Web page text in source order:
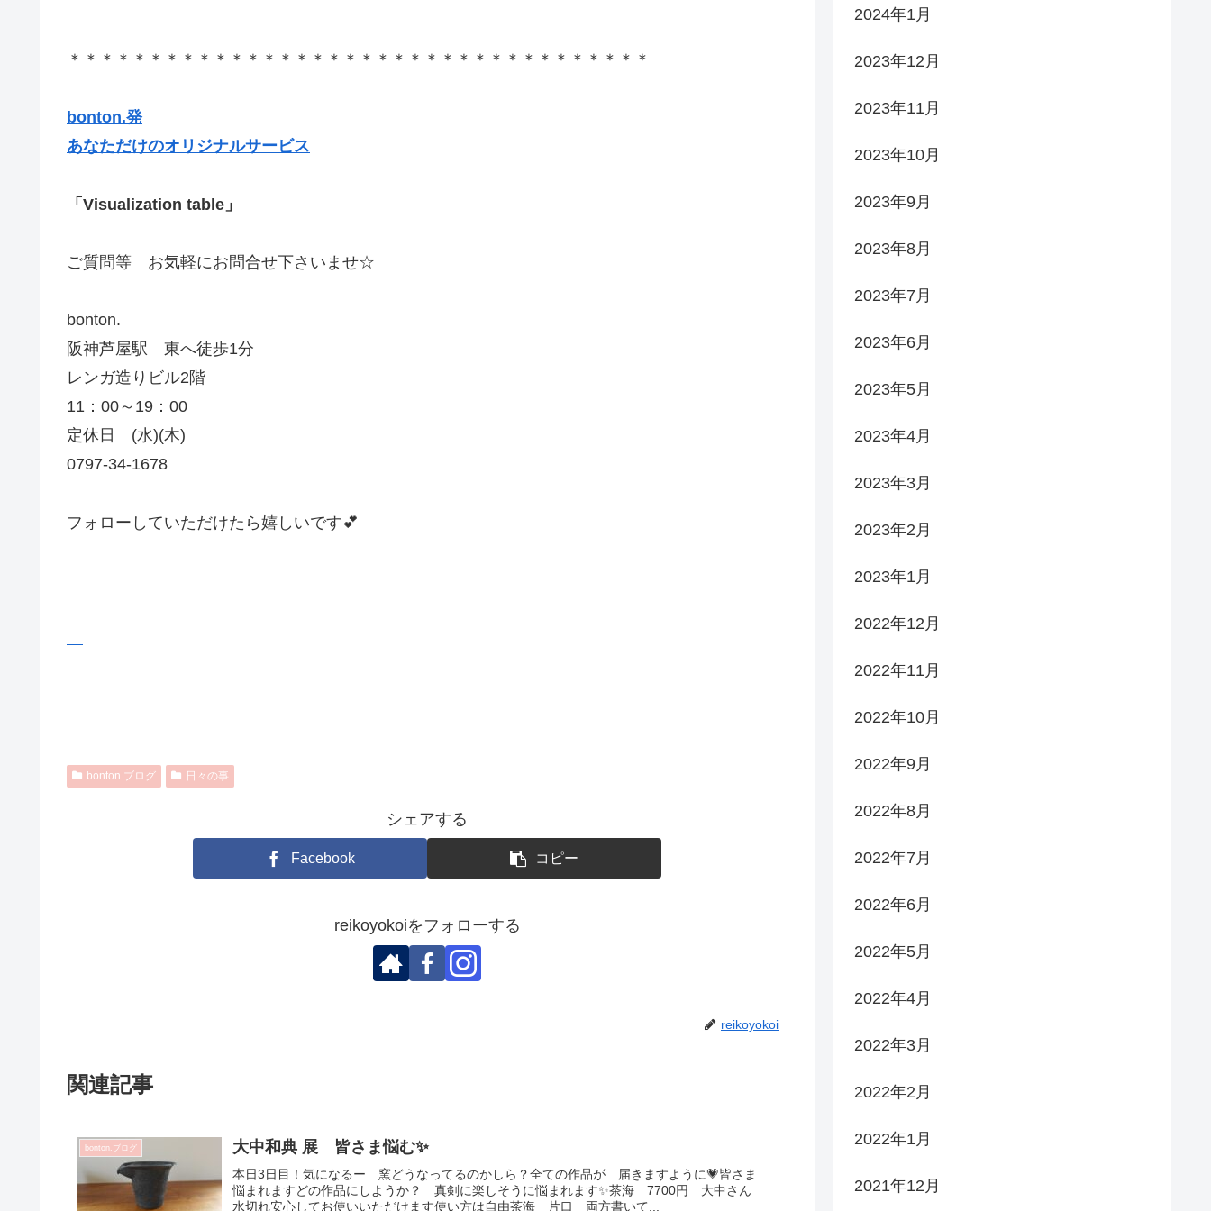
＊＊＊＊＊＊＊＊＊＊＊＊＊＊＊＊＊＊＊＊＊＊＊＊＊＊＊＊＊＊＊＊＊＊＊＊
bonton.発
あなただけのオリジナルサービス
「Visualization table」
ご質問等 お気軽にお問合せ下さいませ☆
bonton.
阪神芦屋駅 東へ徒歩1分
レンガ造りビル2階
11：00～19：00
定休日 (水)(木)
0797-34-1678
フォローしていただけたら嬉しいです💕
bonton.ブログ 日々の事
シェアする
Facebook コピー
reikoyokoiをフォローする
reikoyokoi
関連記事
bonton.ブログ 大中和典 展 皆さま悩む✨
本日3日目！気になるー 窯どうなってるのかしら？全ての作品が 届きますように💗皆さま
悩まれますどの作品にしようか？ 真剣に楽しそうに悩まれます✨茶海 7700円 大中さん
水切れ安心してお使いいただけます使い方は自由茶海 片口 両方書いて...
2024年1月
2023年12月
2023年11月
2023年10月
2023年9月
2023年8月
2023年7月
2023年6月
2023年5月
2023年4月
2023年3月
2023年2月
2023年1月
2022年12月
2022年11月
2022年10月
2022年9月
2022年8月
2022年7月
2022年6月
2022年5月
2022年4月
2022年3月
2022年2月
2022年1月
2021年12月